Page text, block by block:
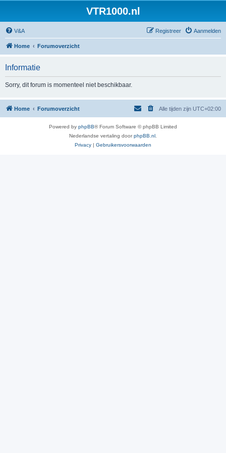
VTR1000.nl
V&A Aanmelden
Registreer
Home Forumoverzicht
Informatie
Sorry, dit forum is momenteel niet beschikbaar.
Home Forumoverzicht Alle tijden zijn UTC+02:00
Powered by phpBB® Forum Software © phpBB Limited
Nederlandse vertaling doorphpBB.nl
Privacy | Gebruikersvoorwaarden